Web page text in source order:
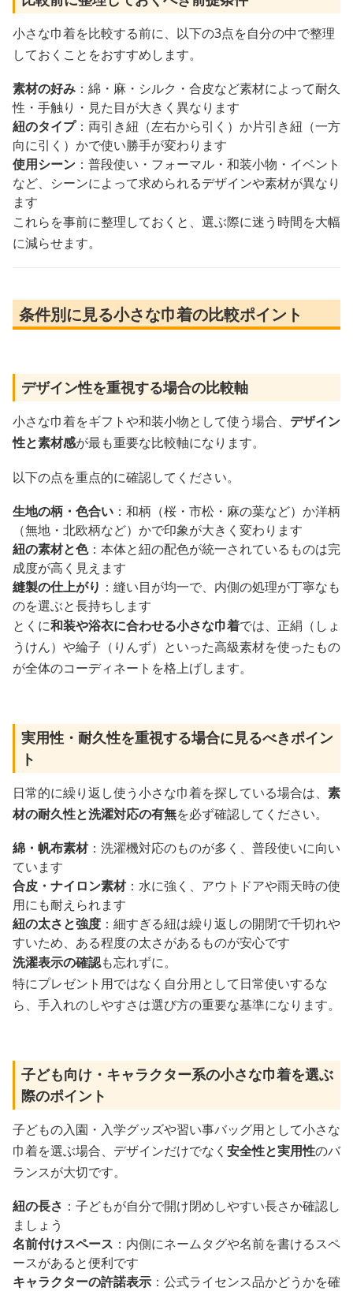
小さな巾着を比較する前に、以下の3点を自分の中で整理
しておくことをおすすめします。
素材の好み ：綿・麻・シルク・合皮など素材によって耐久
性・手触り・見た目が大きく異なります
紐のタイプ：両引き紐（左右から引く）か片引き紐（一方
向に引く）かで使い勝手が変わります
使用シーン ：普段使い・フォーマル・和装小物・イベント
など、シーンによって求められるデザインや素材が異なり
ます
これらを事前に整理しておくと、選ぶ際に迷う時間を大幅
に減らせます。
条件別に見る小さな巾着の比較ポイント
デザイン性を重視する場合の比較軸
小さな巾着をギフトや和装小物として使う場合、 デザイン
性と素材感が最も重要な比較軸になります。
以下の点を重点的に確認してください。
生地の柄・色合い ：和柄（桜・市松・麻の葉など）か洋柄
（無地・北欧柄など）かで印象が大きく変わります
紐の素材と色：本体と紐の配色が統一されているものは完
成度が高く見えます
縫製の仕上がり ：縫い目が均一で、内側の処理が丁寧なも
のを選ぶと長持ちします
とくに和装や浴衣に合わせる小さな巾着では、正絹（しょ
うけん）や綸子（りんず）といった高級素材を使ったもの
が全体のコーディネートを格上げします。
実用性・耐久性を重視する場合に見るべきポイン
ト
日常的に繰り返し使う小さな巾着を探している場合は、 素
材の耐久性と洗濯対応の有無を必ず確認してください。
綿・帆布素材：洗濯機対応のものが多く、普段使いに向い
ています
合皮・ナイロン素材：水に強く、アウトドアや雨天時の使
用にも耐えられます
紐の太さと強度 ：細すぎる紐は繰り返しの開閉で千切れや
すいため、ある程度の太さがあるものが安心です
洗濯表示の確認も忘れずに。
特にプレゼント用ではなく自分用として日常使いするな
ら、手入れのしやすさは選び方の重要な基準になります。
子ども向け・キャラクター系の小さな巾着を選ぶ
際のポイント
子どもの入園・入学グッズや習い事バッグ用として小さな
巾着を選ぶ場合、デザインだけでなく 安全性と実用性のバ
ランスが大切です。
紐の長さ ：子どもが自分で開け閉めしやすい長さか確認し
ましょう
名前付けスペース ：内側にネームタグや名前を書けるスペ
ースがあると便利です
キャラクターの許諾表示 ：公式ライセンス品かどうかを確